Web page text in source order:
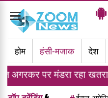
Toggle
navigation
होम
हंसी-मजाक देश
अगरकर पर मंडरा रहा खतरा